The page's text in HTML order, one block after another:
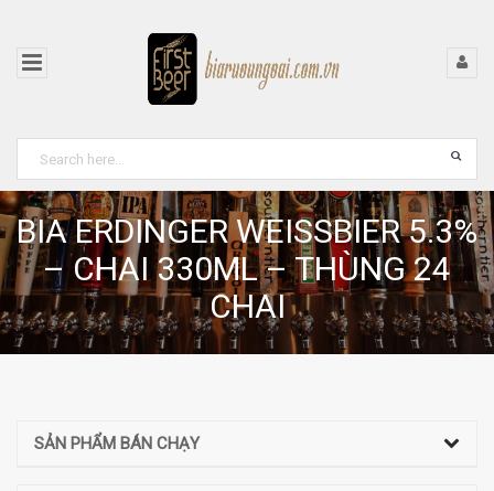
BIA ERDINGER WEISSBIER 5.3%
– CHAI 330ML – THÙNG 24
CHAI
SẢN PHẨM BÁN CHẠY